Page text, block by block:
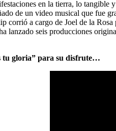
en la tierra, lo
de un video musical que fue
corrió a cargo de Joel de la Rosa
lanzado seis producciones
tu gloria” para su disfrute…